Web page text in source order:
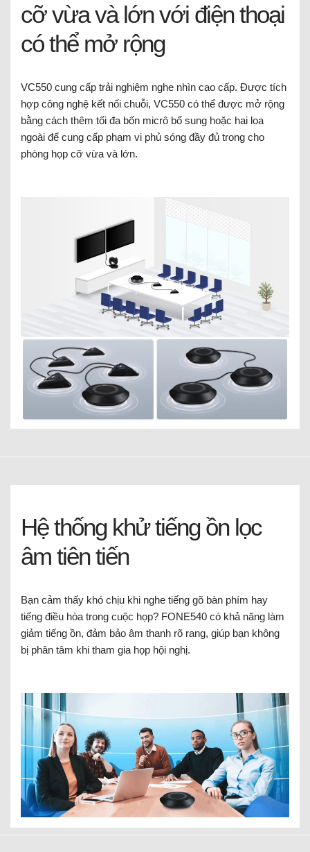
cỡ vừa và lớn với điện thoại
có thể mở rộng
VC550 cung cấp trải nghiệm nghe nhìn cao cấp. Được tích
hợp công nghệ kết nối chuỗi, VC550 có thể được mở rộng
bằng cách thêm tối đa bốn micrô bổ sung hoặc hai loa
ngoài để cung cấp phạm vi phủ sóng đầy đủ trong cho
phòng họp cỡ vừa và lớn.
Hệ thống khử tiếng ồn lọc
âm tiên tiến
Bạn cảm thấy khó chịu khi nghe tiếng gõ bàn phím hay
tiếng điều hòa trong cuộc họp? FONE540 có khả năng làm
giảm tiếng ồn, đảm bảo âm thanh rõ rang, giúp bạn không
bị phân tâm khi tham gia họp hội nghị.